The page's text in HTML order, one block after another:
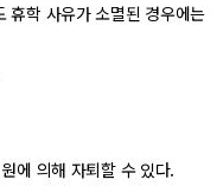
휴학 사유가 소멸된 경우에는
에 의해 자퇴할 수 있다.